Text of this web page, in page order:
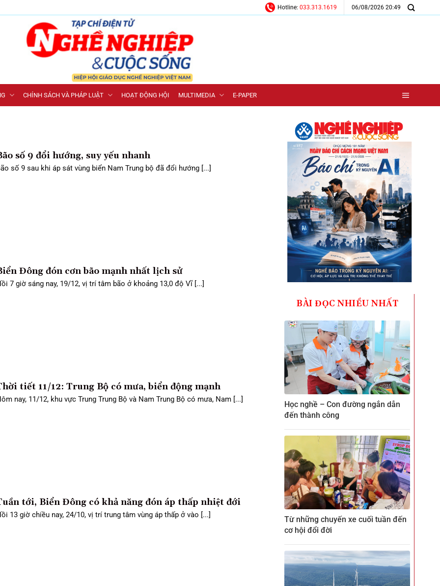
Hotline: 033.313.1619 06/08/2026 20:49
CHÍNH SÁCH VÀ PHÁP LUẬT HOẠT ĐỘNG HỘI MULTIMEDIA E-PAPER
số 9 đổi hướng, suy yếu nhanh
số 9 sau khi áp sát vùng biển Nam Trung bộ đã đổi hướng [...]
Đông đón cơn bão mạnh nhất lịch sử
7 giờ sáng nay, 19/12, vị trí tâm bão ở khoảng 13,0 độ Vĩ [...]
tiết 11/12: Trung Bộ có mưa, biển động mạnh
nay, 11/12, khu vực Trung Trung Bộ và Nam Trung Bộ có mưa, Nam [...]
tới, Biển Đông có khả năng đón áp thấp nhiệt đới
13 giờ chiều nay, 24/10, vị trí trung tâm vùng áp thấp ở vào [...]
BÀI ĐỌC NHIỀU NHẤT
Học nghề – Con đường ngắn dẫn
đến thành công
Từ những chuyến xe cuối tuần đến
cơ hội đổi đời